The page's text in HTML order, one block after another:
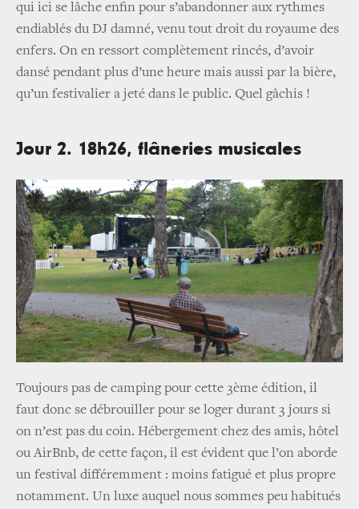
qui ici se lâche enfin pour s’abandonner aux rythmes
endiablés du DJ damné, venu tout droit du royaume des
enfers. On en ressort complètement rincés, d’avoir
dansé pendant plus d’une heure mais aussi par la bière,
qu’un festivalier a jeté dans le public. Quel gâchis !
Jour 2. 18h26, flâneries musicales
Toujours pas de camping pour cette 3ème édition, il
faut donc se débrouiller pour se loger durant 3 jours si
on n’est pas du coin. Hébergement chez des amis, hôtel
ou AirBnb, de cette façon, il est évident que l’on aborde
un festival différemment : moins fatigué et plus propre
notamment. Un luxe auquel nous sommes peu habitués